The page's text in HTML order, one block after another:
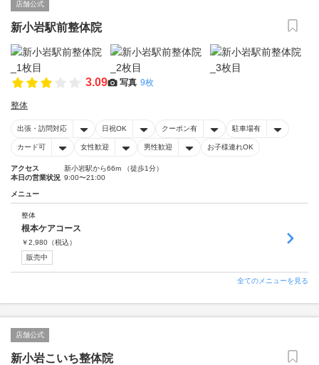
店舗公式
新小岩駅前整体院
3.09 写真 9枚
整体
出張・訪問対応 日祝OK クーポン有 駐車場有
カード可 女性歓迎 男性歓迎 お子様連れOK
アクセス
新小岩駅から66m （徒歩1分）
本日の営業状況 9:00〜21:00
メニュー
整体
根本ケアコース
￥2,980 （税込）
販売中
全てのメニューを見る
店舗公式
新小岩こいち整体院